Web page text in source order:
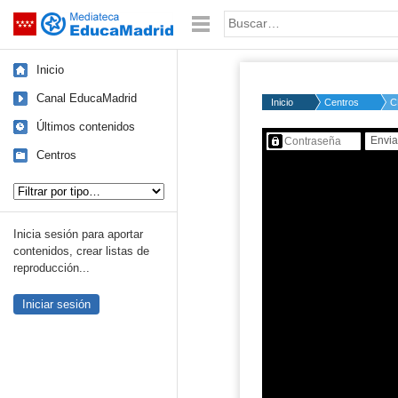
Saltar navegación Palabra o frase:
Inicio
Canal EducaMadrid
Últimos contenidos
Centros
Inicia sesión para aportar
contenidos, crear listas de
reproducción...
Iniciar sesión
Inicio Centros
Contenido protegido…